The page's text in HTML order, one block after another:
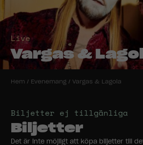
Live
Vargas &
Hem / Evenemang /Vargas & Lagola
Biljetter ej tillgänliga
Biljetter
Det är inte möjligt att köpa biljetter till